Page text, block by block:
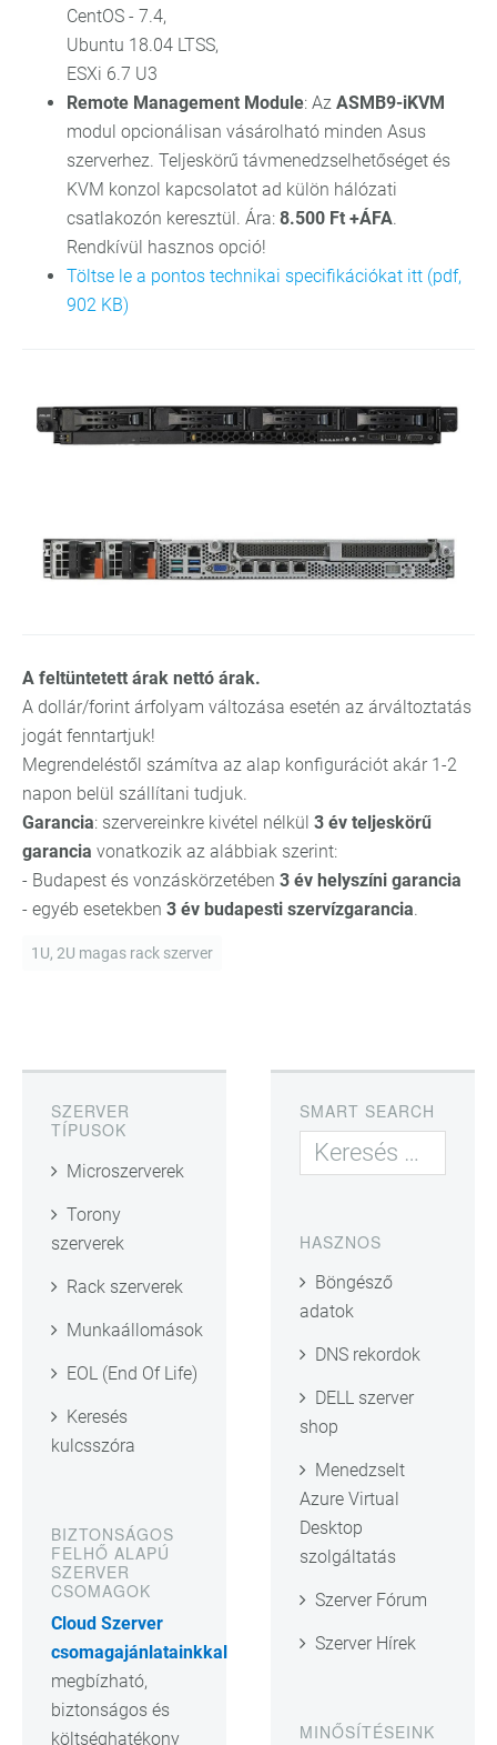
CentOS - 7.4,
Ubuntu 18.04 LTSS,
ESXi 6.7 U3
Remote Management Module: Az ASMB9-iKVM
modul opcionálisan vásárolható minden Asus
szerverhez. Teljeskörű távmenedzselhetőséget és
KVM konzol kapcsolatot ad külön hálózati
csatlakozón keresztül. Ára: 8.500 Ft +ÁFA.
Rendkívül hasznos opció!
Töltse le a pontos technikai specifikációkat itt (pdf,
902 KB)
A feltüntetett árak nettó árak.
A dollár/forint árfolyam változása esetén az árváltoztatás
jogát fenntartjuk!
Megrendeléstől számítva az alap konfigurációt akár 1-2
napon belül szállítani tudjuk.
Garancia: szervereinkre kivétel nélkül 3 év teljeskörű
garancia vonatkozik az alábbiak szerint:
- Budapest és vonzáskörzetében 3 év helyszíni garancia
- egyéb esetekben 3 év budapesti szervízgarancia.
1U, 2U magas rack szerver
SZERVER
TÍPUSOK
Microszerverek
Torony
szerverek
Rack szerverek
Munkaállomások
EOL (End Of Life)
Keresés
kulcsszóra
BIZTONSÁGOS
FELHŐ ALAPÚ
SZERVER
CSOMAGOK
Cloud Szerver
csomagajánlatainkkal
megbízható,
biztonságos és
költséghatékony
SMART SEARCH
HASZNOS
Böngésző
adatok
DNS rekordok
DELL szerver
shop
Menedzselt
Azure Virtual
Desktop
szolgáltatás
Szerver Fórum
Szerver Hírek
MINŐSÍTÉSEINK